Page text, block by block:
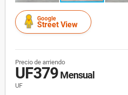
Google
Street View
Precio de arriendo
UF379 Mensual
UF